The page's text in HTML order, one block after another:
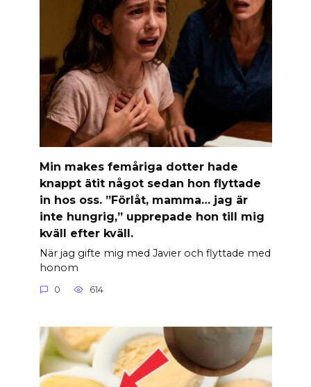
Min makes femåriga dotter hade
knappt ätit något sedan hon flyttade
in hos oss. ”Förlåt, mamma… jag är
inte hungrig,” upprepade hon till mig
kväll efter kväll.
När jag gifte mig med Javier och flyttade med
honom
0 614